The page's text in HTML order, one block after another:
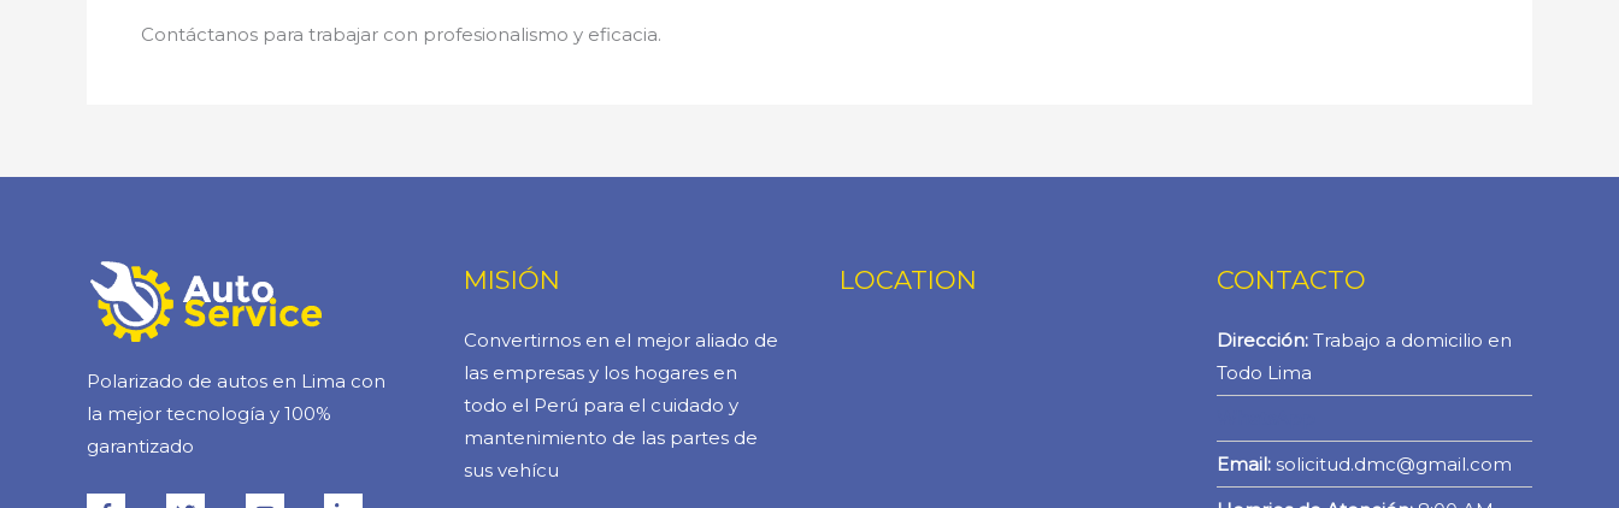
Contáctanos para trabajar con profesionalismo y eficacia.
Polarizado de autos en Lima con
la mejor tecnología y 100%
garantizado
MISIÓN
Convertirnos en el mejor aliado de
las empresas y los hogares en
todo el Perú para el cuidado y
mantenimiento de las partes de
sus vehícu
LOCATION CONTACTO
Dirección:Trabajo a domicilio en
Todo Lima
Email: solicitud.dmc@gmail.com